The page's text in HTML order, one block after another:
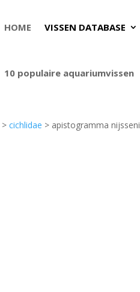
HOME VISSEN DATABASE
10 populaire aquariumvissen
>cichlidae > apistogramma nijsseni